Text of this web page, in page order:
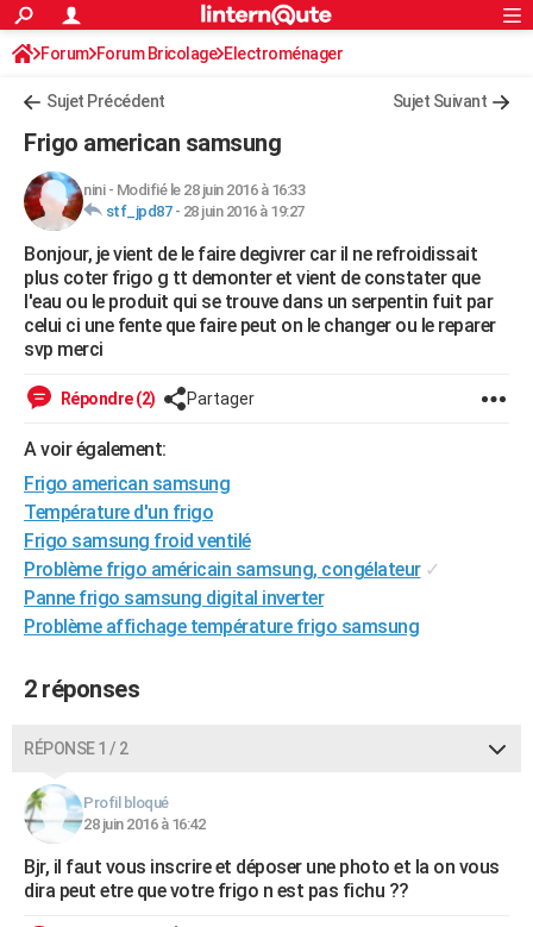
ACTUALITÉS
Politique
Société
Faits Divers
Education
Monde
Villes
+
FINANCE
Retraite
Impôts
Epargne
Immobilier
Risques naturels par ville
Banque
Assurance
Crédit
AUTO
Essais
Réserver un essai
Citadines
Berlines
SUV
Forum auto
+HIGH-TECH
Mobiles
Meilleur smartphone
Internet
Ordinateurs
Jeux vidéo
Guide high-tech
+BRICOLAGE
Forum
Aménagement intérieur
Extérieur
Cuisine
Salle de bains
Jardinage
Rangement
Guides de France
Escapades
Patrimoine
Expositions
Musées
Week-end nature
Art de vivre
Bien-être
Loisirs
Mode
Modes de vie
Alimentation
Guide de la santé
Maladies
Médicaments
Sommeil
VOYAGE
Destinations
City break
Voyage nature
Voyage de noces
Forum
Climat
PHOTO
GUIDES D'ACHAT
CARTE DE VOEUX
Carte de Noël
Carte Bonne année
Carte Saint-Valentin
Carte Pâques
Carte d'anniversaire
DICTIONNAIRE
Dictionnaire
Biographies
Citations
Expressions
Proverbes
PROGRAMME TV
S'inscrire
Se connecter
Lycées
Collèges
Primaires
Universités
Entreprises
Service militaire
Avis de recherche
AVIS DE DÉCÈS
S'inscrire
Connexion
Forum Forum Bricolage Electroménager
Sujet Précédent Sujet Suivant
Frigo american samsung
nini- Modifié le 28 juin 2016 à 16:33
stf_jpd87- 28 juin 2016 à 19:27
Bonjour, je vient de le faire degivrer car il ne refroidissait
plus coter frigo g tt demonter et vient de constater que
l'eau ou le produit qui se trouve dans un serpentin fuit par
celui ci une fente que faire peut on le changer ou le reparer
svp merci
Répondre (2) Partager
A voir également:
Frigo american samsung
Température d'un frigo
Frigo samsung froid ventilé
Problème frigo américain samsung, congélateur ✓
Panne frigo samsung digital inverter
Problème affichage température frigo samsung
2 réponses
RÉPONSE 1 / 2
Profil bloqué
28 juin 2016 à 16:42
Bjr, il faut vous inscrire et déposer une photo et la on vous
dira peut etre que votre frigo n est pas fichu ??